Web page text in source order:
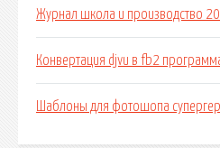
Журнал школа и производство
Конвертация djvu в fb2
Шаблоны для фотошопа